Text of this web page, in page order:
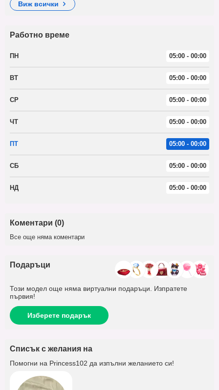
виж всички
Работно време
ПН 05:00 - 00:00
ВТ 05:00 - 00:00
СР 05:00 - 00:00
ЧТ 05:00 - 00:00
ПТ 05:00 - 00:00
СБ 05:00 - 00:00
НД 05:00 - 00:00
Коментари (0)
Все още няма коментари
Подаръци
Този модел още няма виртуални подаръци. Изпратете
първия!
Изберете подарък
Списък с желания на
Помогни на Princess102 да изпълни желанието си!